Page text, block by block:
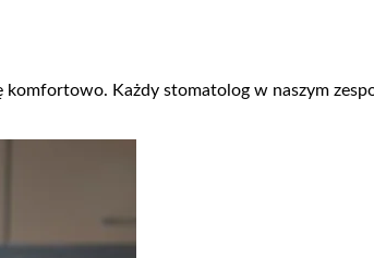
Każdy stomatolog w naszym